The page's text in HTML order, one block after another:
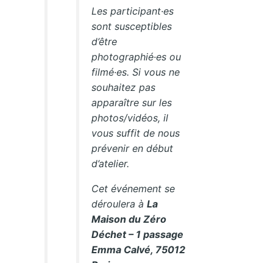
Les participant·es
sont susceptibles
d’être
photographié·es ou
filmé·es. Si vous ne
souhaitez pas
apparaître sur les
photos/vidéos, il
vous suffit de nous
prévenir en début
d’atelier.
Cet événement se
déroulera à La
Maison du Zéro
Déchet – 1 passage
Emma Calvé, 75012